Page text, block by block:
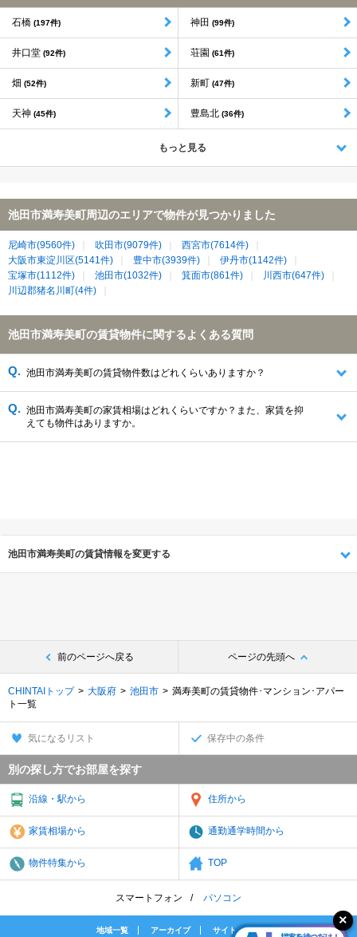
石橋 (197件) 神田 (99件)
井口堂 (92件) 荘園 (61件)
畑 (52件) 新町 (47件)
天神 (45件) 豊島北 (36件)
もっと見る
池田市満寿美町周辺のエリアで物件が見つかりました
尼崎市(9560件) 吹田市(9079件)
西宮市(7614件)
大阪市東淀川区(5141件)
豊中市(3939件)
伊丹市(1142件)
宝塚市(1112件)
池田市(1032件) 箕面市(861件)
川西市(647件)
川辺郡猪名川町(4件)
池田市満寿美町の賃貸物件に関するよくある質問
池田市満寿美町の賃貸物件数はどれくらいありますか？
池田市満寿美町の家賃相場はどれくらいですか？また、家賃を抑
えても物件はありますか。
池田市満寿美町の賃貸情報を変更する
前のページへ戻る ページの先頭へ
CHINTAIトップ 大阪府 池田市
満寿美町の賃貸物件･マンション･アパー
ト一覧
気になるリスト 保存中の条件
別の探し方でお部屋を探す
沿線・駅から 住所から
家賃相場から 通勤通学時間から
物件特集から TOP
スマートフォン パソコン
地域一覧 アーカイブ サイトマップ